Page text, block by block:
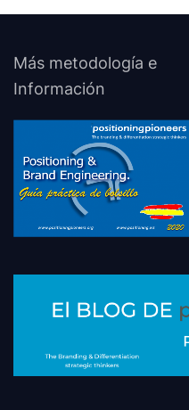
Más metodología e
Información